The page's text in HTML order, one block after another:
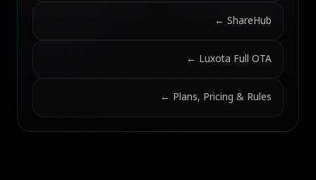
ShareHub ←
Luxota Full OTA ←
Plans, Pricing & Rules ←